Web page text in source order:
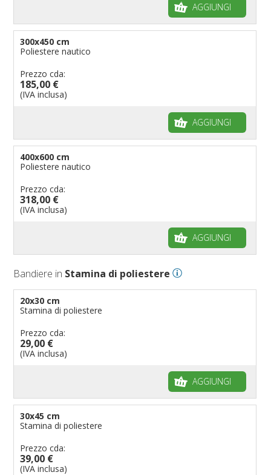
AGGIUNGI
300x450 cm
Poliestere nautico
Prezzo cda:
185,00 €
(IVA inclusa)
AGGIUNGI
400x600 cm
Poliestere nautico
Prezzo cda:
318,00 €
(IVA inclusa)
AGGIUNGI
Bandiere in Stamina di poliestere
20x30 cm
Stamina di poliestere
Prezzo cda:
29,00 €
(IVA inclusa)
AGGIUNGI
30x45 cm
Stamina di poliestere
Prezzo cda:
39,00 €
(IVA inclusa)